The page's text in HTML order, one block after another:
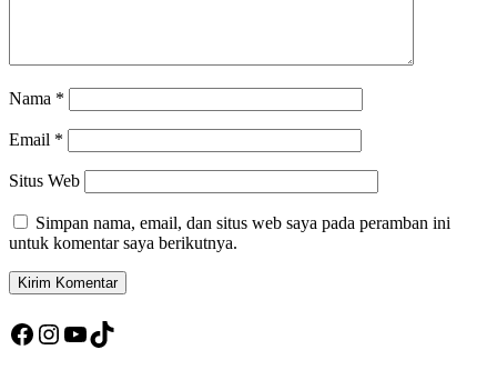
Nama *
Email *
Situs Web
Simpan nama, email, dan situs web saya pada peramban ini
untuk komentar saya berikutnya.
Facebook
Instagram
YouTube
TikTok